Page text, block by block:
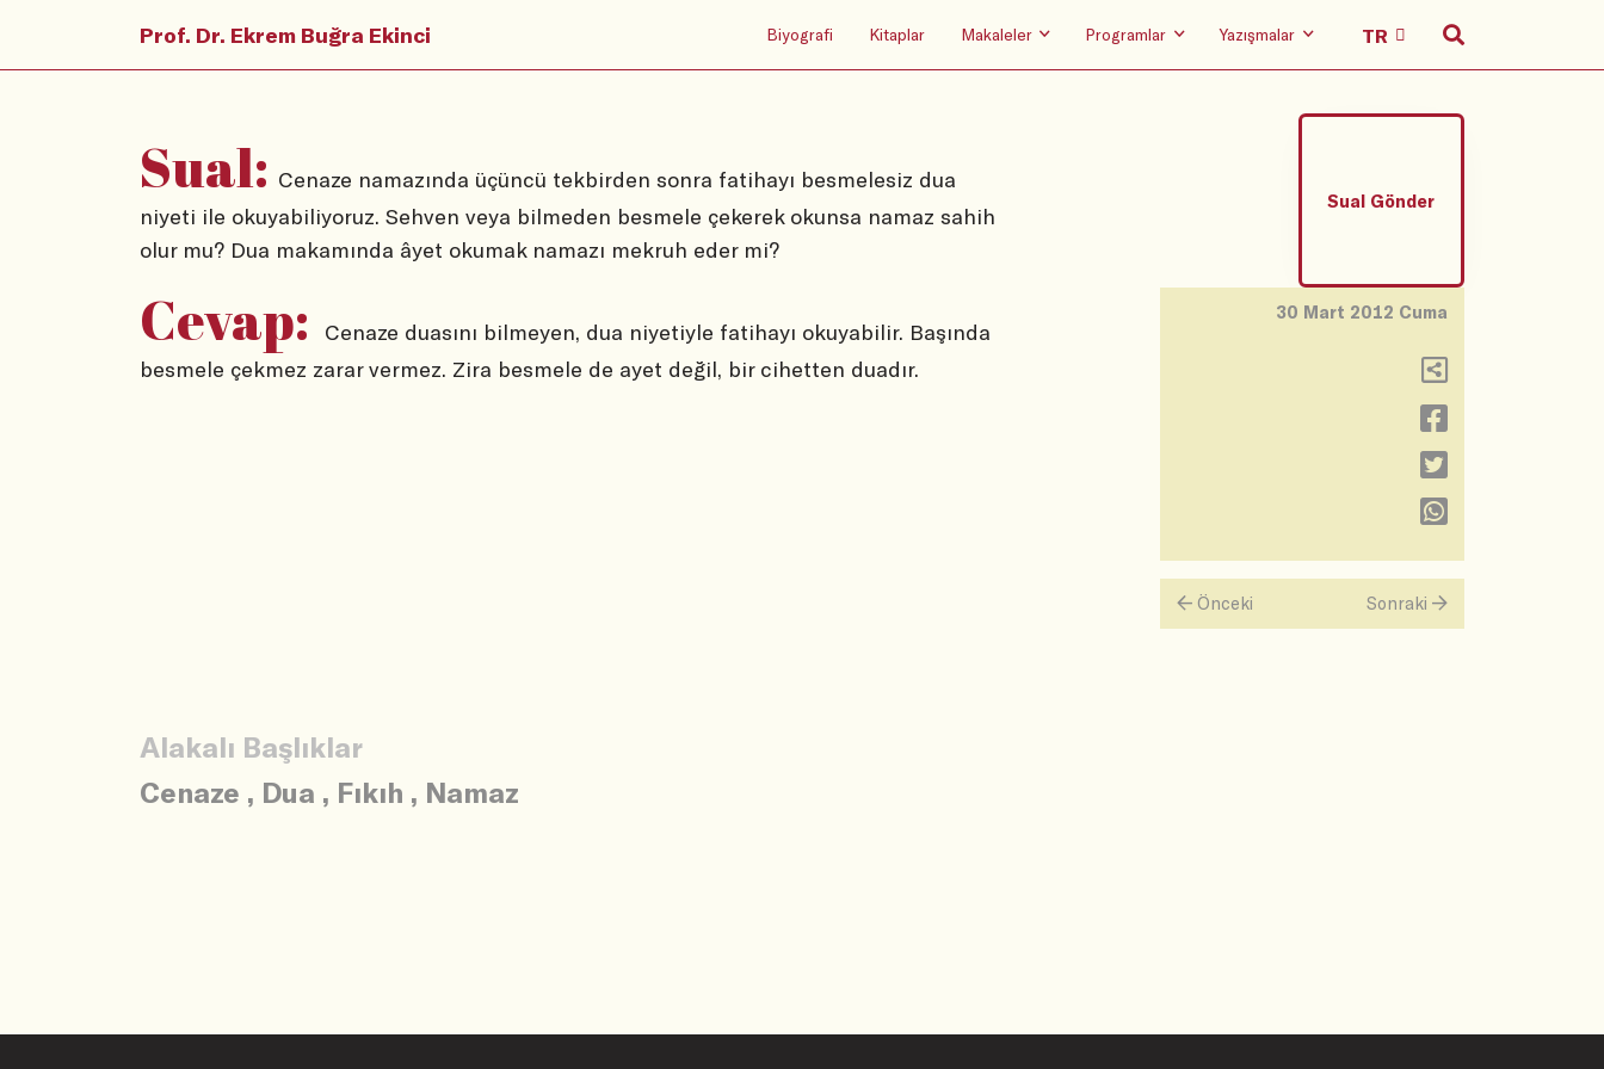
Prof. Dr. Ekrem Buğra Ekinci Biyografi Kitaplar Makaleler Programlar Yazışmalar
Sual: Cenaze namazında üçüncü tekbirden sonra fatihayı besmelesiz dua
niyeti ile okuyabiliyoruz. Sehven veya bilmeden besmele çekerek okunsa namaz sahih
olur mu? Dua makamında âyet okumak namazı mekruh eder mi?
Sual Gönder
Cevap:
Cenaze duasını bilmeyen, dua niyetiyle fatihayı okuyabilir. Başında
besmele çekmez zarar vermez. Zira besmele de ayet değil, bir cihetten duadır.
30 Mart 2012 Cuma
Önceki Sonraki
Alakalı Başlıklar
Cenaze , Dua , Fıkıh , Namaz